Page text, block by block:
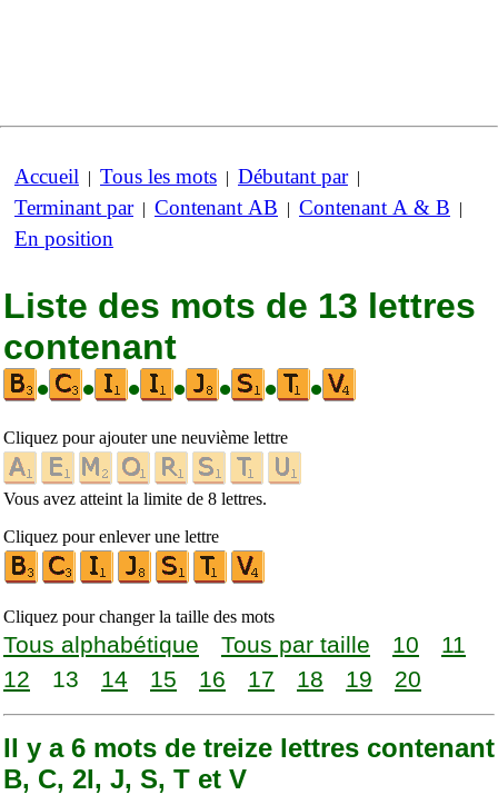
Accueil | Tous les mots | Débutant par|
Terminant par| Contenant AB | Contenant A & B |
En position
Liste des mots de 13 lettres
contenant
•
• • • • • •
Cliquez pour ajouter une neuvième lettre
Vous avez atteint la limite de 8 lettres.
Cliquez pour enlever une lettre
Cliquez pour changer la taille des mots
Tous alphabétique Tous par taille 10
11
12
13 14 15 16 17 18 19 20
Il y a 6 mots de treize lettres contenant
B, C, 2I, J, S, T et V